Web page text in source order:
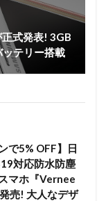
式発表! 3GB
テリー搭載
で5% OFF】日
対応防水防塵
マホ『Vernee
売! 大人なデザ